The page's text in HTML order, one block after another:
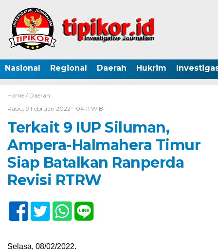
Nasional Regional Daerah Hukrim
Home / Daerah
Rabu, 9 Februari 2022 - 04:11 WIB
Terkait 9 IUP Siluman,
Ampera-Halmahera Timur
Siap Batalkan Ranperda
Revisi RTRW
Selasa, 08/02/2022.